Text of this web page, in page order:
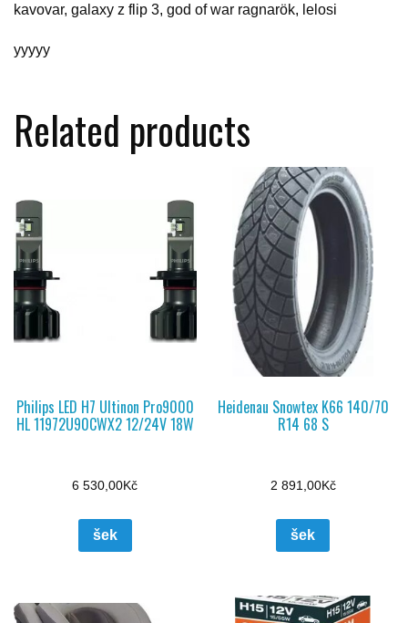
kavovar, galaxy z flip 3, god of war ragnarök, lelosi
yyyyy
Related products
Philips LED H7 Ultinon Pro9000
HL 11972U90CWX2 12/24V 18W
6 530,00Kč
šek
Heidenau Snowtex K66 140/70
R14 68 S
2 891,00Kč
šek